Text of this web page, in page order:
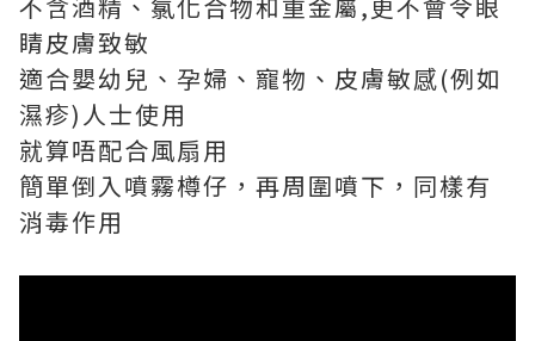
睛皮膚致敏
適合嬰幼兒、孕婦、寵物、皮膚敏感(例如
濕疹)人士使用
就算唔配合風扇用
簡單倒入噴霧樽仔，再周圍噴下，同樣有
消毒作用